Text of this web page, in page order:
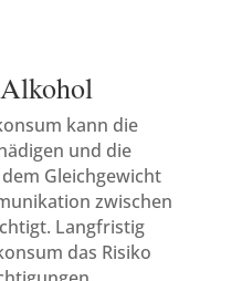
kann die
und die
Gleichgewicht
zwischen
Langfristig
das Risiko